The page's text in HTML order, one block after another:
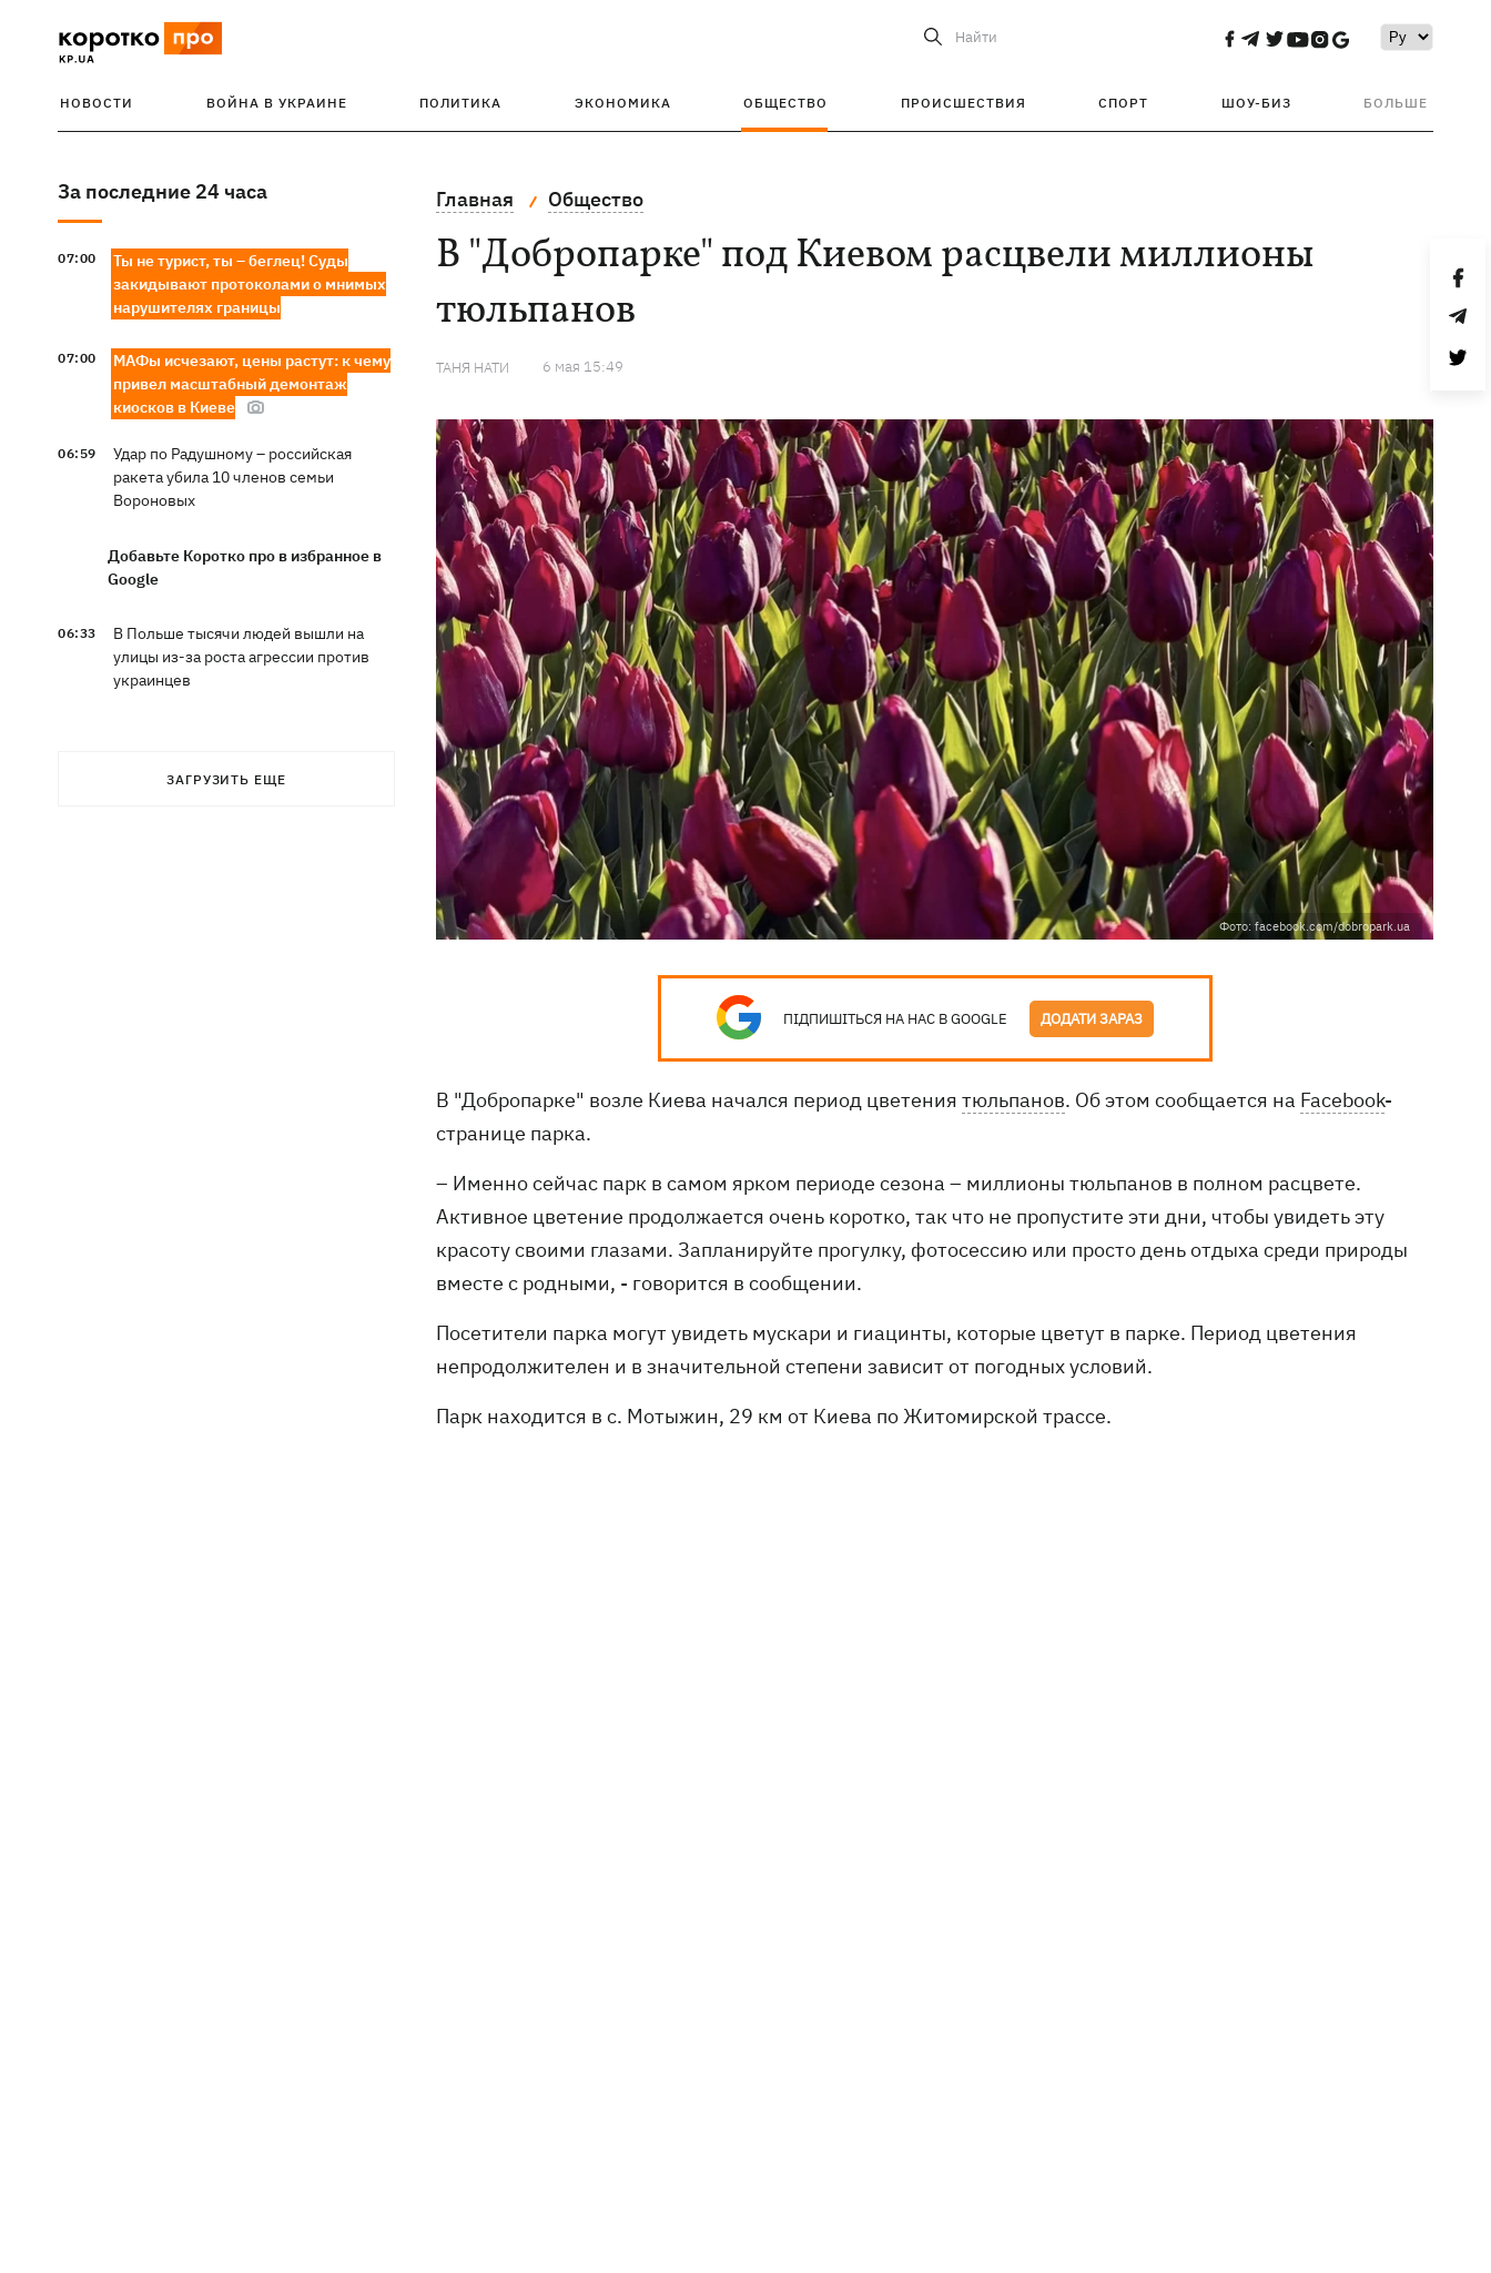
Найти
НОВОСТИ ВОЙНА В УКРАИНЕ ПОЛИТИКА ЭКОНОМИКА ОБЩЕСТВО ПРОИСШЕСТВИЯ СПОРТ ШОУ-БИЗ БОЛЬШЕ
За последние 24 часа
07:00
Ты не турист, ты – беглец! Суды
закидывают протоколами о мнимых
нарушителях границы
07:00
МАФы исчезают, цены растут: к чему
привел масштабный демонтаж
киосков в Киеве
06:59
Удар по Радушному – российская
ракета убила 10 членов семьи
Вороновых
Добавьте Коротко про в избранное в
Google
06:33
В Польше тысячи людей вышли на
улицы из-за роста агрессии против
украинцев
все об этом дне
ЗАГРУЗИТЬ ЕЩЕ
Главная Общество
В "Добропарке" под Киевом расцвели миллионы
тюльпанов
ТАНЯ НАТИ 6 мая 15:49
Фото: facebook.com/dobropark.ua
ПІДПИШІТЬСЯ НА НАС В GOOGLE ДОДАТИ ЗАРАЗ
В "Добропарке" возле Киева начался период цветения тюльпанов. Об этом сообщается на Facebook-
странице парка.
– Именно сейчас парк в самом ярком периоде сезона – миллионы тюльпанов в полном расцвете.
Активное цветение продолжается очень коротко, так что не пропустите эти дни, чтобы увидеть эту
красоту своими глазами. Запланируйте прогулку, фотосессию или просто день отдыха среди природы
вместе с родными, - говорится в сообщении.
Посетители парка могут увидеть мускари и гиацинты, которые цветут в парке. Период цветения
непродолжителен и в значительной степени зависит от погодных условий.
Парк находится в с. Мотыжин, 29 км от Киева по Житомирской трассе.